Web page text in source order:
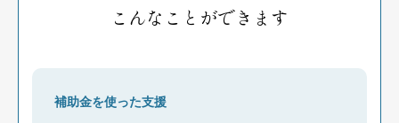
こんなことができます
補助金を使った支援